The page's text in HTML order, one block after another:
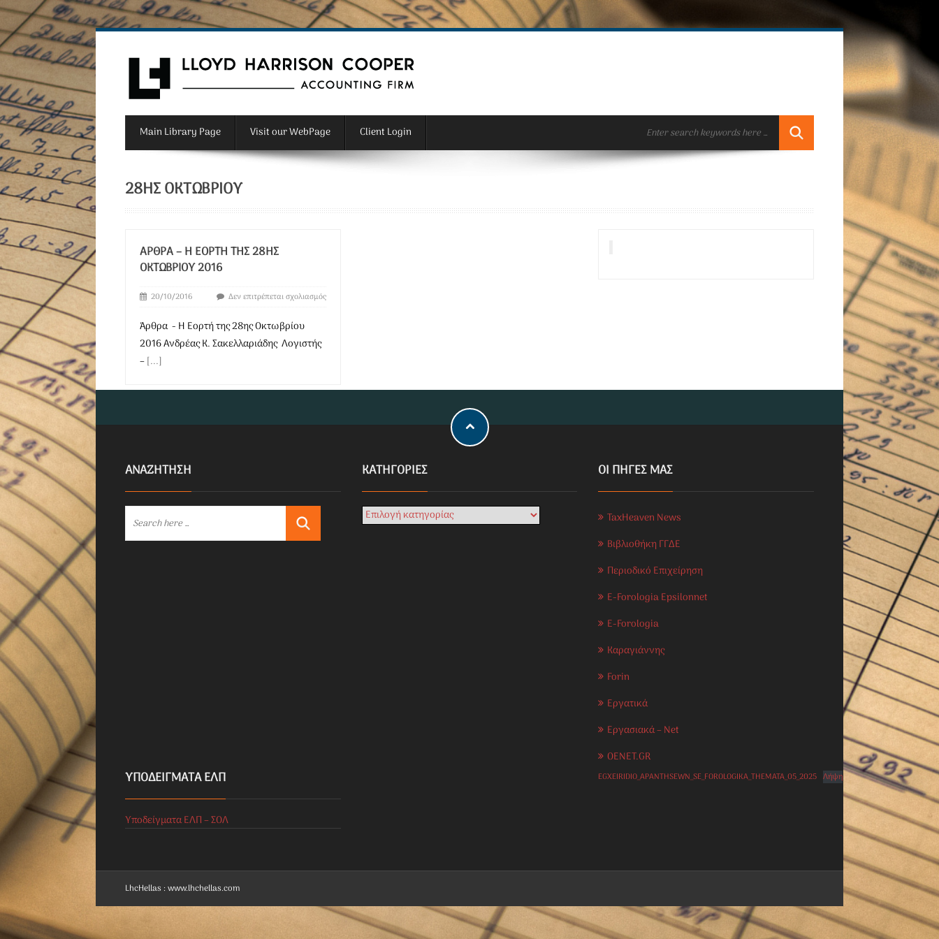
Main Library Page Visit our WebPage Client Login
28ΗΣ ΟΚΤΩΒΡΊΟΥ
ΆΡΘΡΑ – Η ΕΟΡΤΉ ΤΗΣ 28ΗΣ
ΟΚΤΩΒΡΊΟΥ 2016
20/10/2016 Δεν επιτρέπεται σχολιασμός
Άρθρα - Η Εορτή της 28ης Οκτωβρίου
2016 Ανδρέας Κ. Σακελλαριάδης Λογιστής
–[...]
ΑΝΑΖΗΤΗΣΗ KΑΤΗΓΟΡΊΕΣ ΟΙ ΠΗΓΕΣ ΜΑΣ
TaxHeaven News
Βιβλιοθήκη ΓΓΔΕ
Περιοδικό Επιχείρηση
E-Forologia Epsilonnet
E-Forologia
Καραγιάννης
Forin
Εργατικά
Εργασιακά – Net
OENET.GR
ΥΠΟΔΕΊΓΜΑΤΑ ΕΛΠ
Υποδείγματα ΕΛΠ – ΣΟΛ
EGXEIRIDIO_APANTHSEWN_SE_FOROLOGIKA_THEMATA_05_2025 Λήψη
LhcHellas : www.lhchellas.com